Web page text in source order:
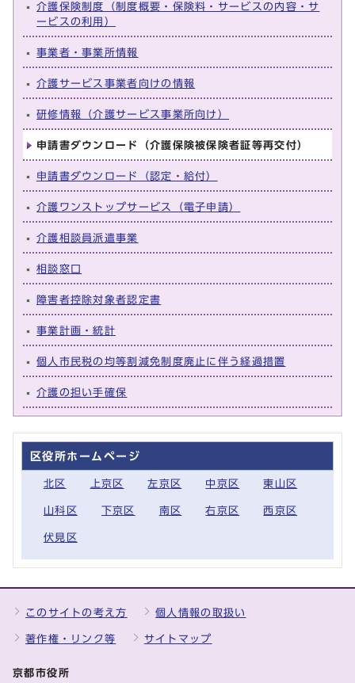
介護保険制度（制度概要・保険料・サービスの内容・サ
ービスの利用）
事業者・事業所情報
介護サービス事業者向けの情報
研修情報（介護サービス事業所向け）
申請書ダウンロード（介護保険被保険者証等再交付）
申請書ダウンロード（認定・給付）
介護ワンストップサービス（電子申請）
介護相談員派遣事業
相談窓口
障害者控除対象者認定書
事業計画・統計
個人市民税の均等割減免制度廃止に伴う経過措置
介護の担い手確保
区役所ホームページ
北区 上京区 左京区 中京区 東山区
山科区 下京区 南区 右京区 西京区
伏見区
このサイトの考え方 個人情報の取扱い
著作権・リンク等 サイトマップ
京都市役所